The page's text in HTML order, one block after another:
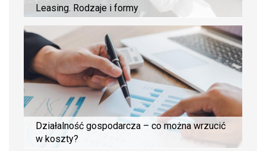
Leasing. Rodzaje i formy
Działalność gospodarcza – co można wrzucić
w koszty?